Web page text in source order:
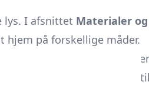
lys. I afsnittet Materialer
på forskellige måder.
en
du forvandle ethvert rum